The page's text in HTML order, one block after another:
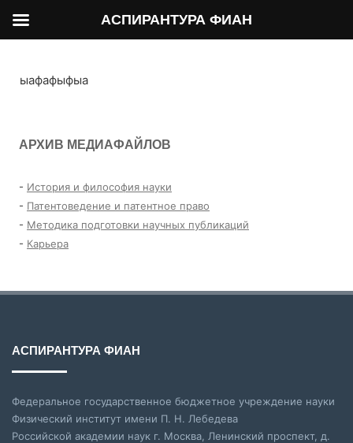
ыафафыфыа
АРХИВ МЕДИАФАЙЛОВ
- История и философия науки
- Патентоведение и патентное право
- Методика подготовки научных публикаций
- Карьера
АСПИРАНТУРА ФИАН
Федеральное государственное бюджетное учреждение науки
Физический институт имени П. Н. Лебедева
Российской академии наук г. Москва, Ленинский проспект, д.
АСПИРАНТУРА ФИАН